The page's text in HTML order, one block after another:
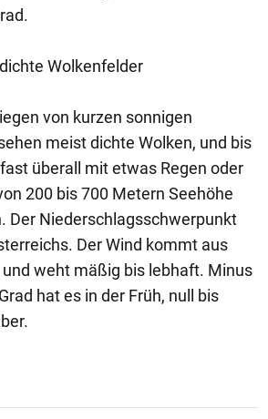
Wolkenfelder
von kurzen sonnigen
meist dichte Wolken, und bis
überall mit etwas Regen oder
200 bis 700 Metern Seehöhe
Der Niederschlagsschwerpunkt
Der Wind kommt aus
weht mäßig bis lebhaft. Minus
hat es in der Früh, null bis